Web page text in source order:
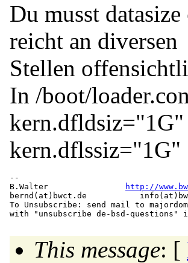
Du musst
reicht an diversen
Stellen
In /boot/
kern.dfldsiz="1G"
kern.dflssiz="1G"
--
B.Walter
http://
bernd(at)bwct. de
To Unsubscribe: send mail to
This message: [